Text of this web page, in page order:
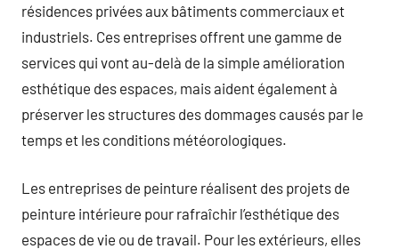
résidences privées aux bâtiments commerciaux et
industriels. Ces entreprises offrent une gamme de
services qui vont au-delà de la simple amélioration
esthétique des espaces, mais aident également à
préserver les structures des dommages causés par le
temps et les conditions météorologiques.
Les entreprises de peinture réalisent des projets de
peinture intérieure pour rafraîchir l’esthétique des
espaces de vie ou de travail. Pour les extérieurs, elles